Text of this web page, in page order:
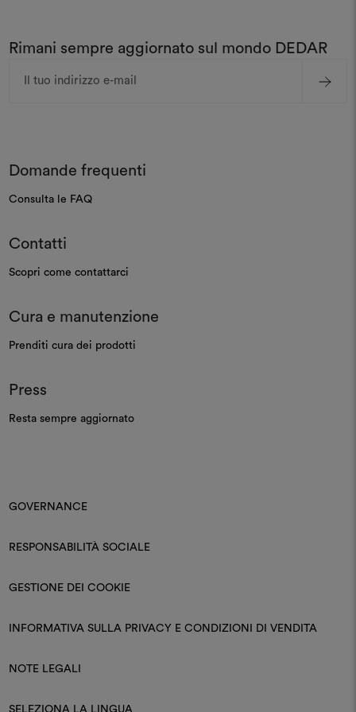
Rimani sempre aggiornato sul mondo DEDAR
Domande frequenti
Consulta le FAQ
Contatti
Scopri come contattarci
Cura e manutenzione
Prenditi cura dei prodotti
Press
Resta sempre aggiornato
GOVERNANCE
RESPONSABILITÀ SOCIALE
GESTIONE DEI COOKIE
INFORMATIVA SULLA PRIVACY E CONDIZIONI DI VENDITA
NOTE LEGALI
SELEZIONA LA LINGUA